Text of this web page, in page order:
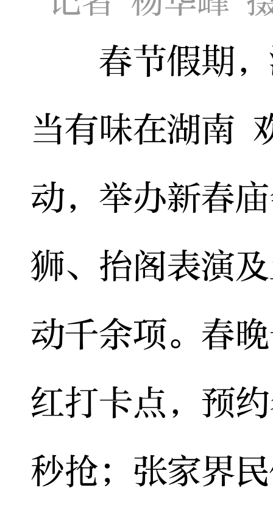
春节假期，
当有味在湖南
动，举办新春
狮、抬阁表演
动千余项。春
红打卡点，预
秒抢；张家界